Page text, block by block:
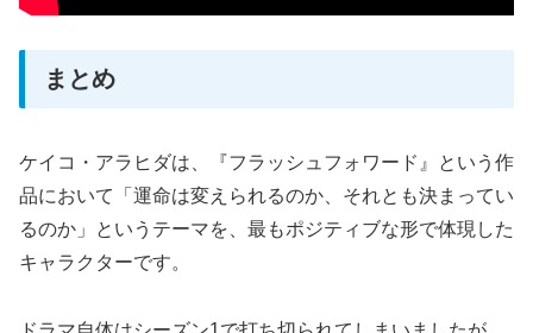
まとめ
ケイコ・アラヒダは、『フラッシュフォワード』という作
品において「運命は変えられるのか、それとも決まってい
るのか」というテーマを、最もポジティブな形で体現した
キャラクターです。